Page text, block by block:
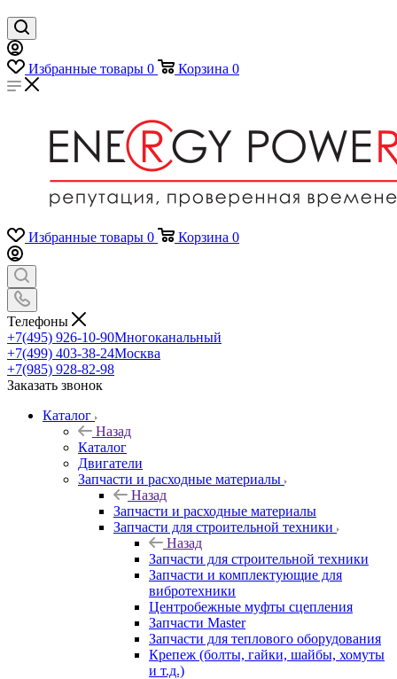
Избранные товары 0 Корзина 0
Избранные товары 0 Корзина 0
Телефоны
+7(495) 926-10-90Многоканальный
+7(499) 403-38-24Москва
+7(985) 928-82-98
Заказать звонок
Каталог
Назад
Каталог
Двигатели
Запчасти и расходные материалы
Назад
Запчасти и расходные материалы
Запчасти для строительной техники
Назад
Запчасти для строительной техники
Запчасти и комплектующие для
вибротехники
Центробежные муфты сцепления
Запчасти Master
Запчасти для теплового оборудования
Крепеж (болты, гайки, шайбы, хомуты
и т.д.)